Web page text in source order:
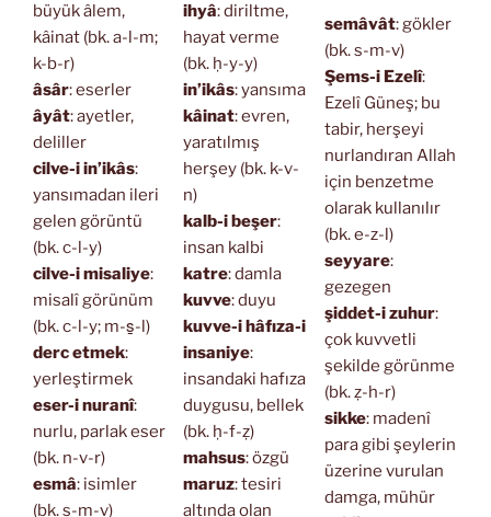
büyük âlem,
kâinat (bk. a-l-m;
k-b-r)
âsâr: eserler
âyât: ayetler,
deliller
cilve-i in’ikâs:
yansımadan ileri
gelen görüntü
(bk. c-l-y)
cilve-i misaliye:
misalî görünüm
(bk. c-l-y; m-s̱-l)
derc etmek:
yerleştirmek
eser-i nuranî:
nurlu, parlak eser
(bk. n-v-r)
esmâ: isimler
(bk. s-m-v)
ihyâ: diriltme,
hayat verme
(bk. ḥ-y-y)
in’ikâs: yansıma
kâinat: evren,
yaratılmış
herşey (bk. k-v-
n)
kalb-i beşer:
insan kalbi
katre: damla
kuvve: duyu
kuvve-i hâfıza-i
insaniye:
insandaki hafıza
duygusu, bellek
(bk. ḥ-f-ẓ)
mahsus: özgü
maruz: tesiri
altında olan
semâvât: gökler
(bk. s-m-v)
Şems-i Ezelî:
Ezelî Güneş; bu
tabir, herşeyi
nurlandıran Allah
için benzetme
olarak kullanılır
(bk. e-z-l)
seyyare:
gezegen
şiddet-i zuhur:
çok kuvvetli
şekilde görünme
(bk. ẓ-h-r)
sikke: madenî
para gibi şeylerin
üzerine vurulan
damga, mühür